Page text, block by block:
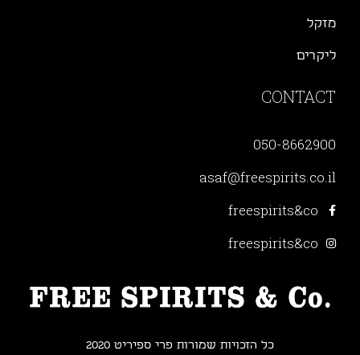
מזקל
ליקרים
CONTACT
050-8662900
asaf@freespirits.co.il
freespirits&co
freespirits&co
כל הזכויות שמורות פרי ספיריט 2020